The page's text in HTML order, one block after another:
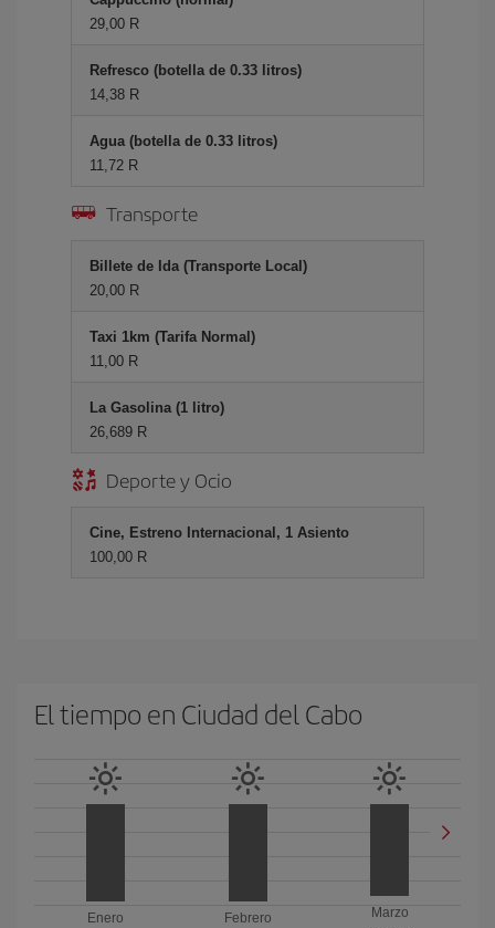
29,00 R
Refresco (botella de 0.33 litros)
14,38 R
Agua (botella de 0.33 litros)
11,72 R
Transporte
Billete de Ida (Transporte Local)
20,00 R
Taxi 1km (Tarifa Normal)
11,00 R
La Gasolina (1 litro)
26,689 R
Deporte y Ocio
Cine, Estreno Internacional, 1 Asiento
100,00 R
El tiempo en Ciudad del Cabo
Enero
Febrero
Marzo